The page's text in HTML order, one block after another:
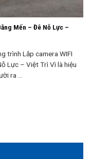
Mến – Đê Nỗ Lực –
trình Lắp camera WIFI
Lực – Việt Trì Vì là hiệu
ra ...